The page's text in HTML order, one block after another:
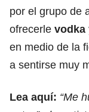
por el grupo de
ofrecerle vodka
en medio de la
a sentirse muy
Lea aquí: “Me